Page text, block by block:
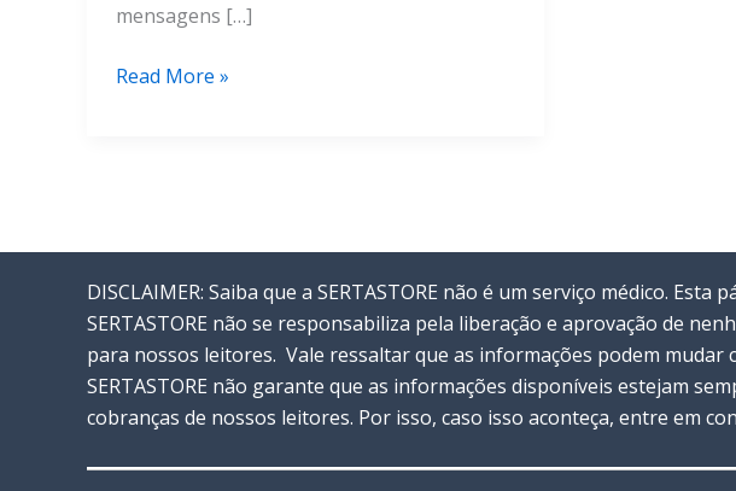
mensagens […]
Recupere
Read More »
DISCLAIMER: Saiba que a SERTASTORE não é um serviço médico.
SERTASTORE não se responsabiliza pela liberação e aprovação de
para nossos leitores. Vale ressaltar que as informações podem mudar
SERTASTORE não garante que as informações disponíveis estejam
cobranças de nossos leitores. Por isso, caso isso aconteça, entre em